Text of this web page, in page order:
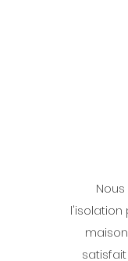
l'isolation